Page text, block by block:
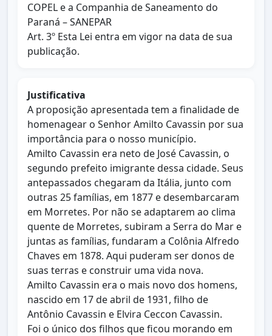
COPEL e a Companhia de Saneamento do
Paraná – SANEPAR
Art. 3º Esta Lei entra em vigor na data de sua
publicação.
Justificativa
A proposição apresentada tem a finalidade de
homenagear o Senhor Amilto Cavassin por sua
importância para o nosso município.
Amilto Cavassin era neto de José Cavassin, o
segundo prefeito imigrante dessa cidade. Seus
antepassados chegaram da Itália, junto com
outras 25 famílias, em 1877 e desembarcaram
em Morretes. Por não se adaptarem ao clima
quente de Morretes, subiram a Serra do Mar e
juntas as famílias, fundaram a Colônia Alfredo
Chaves em 1878. Aqui puderam ser donos de
suas terras e construir uma vida nova.
Amilto Cavassin era o mais novo dos homens,
nascido em 17 de abril de 1931, filho de
Antônio Cavassin e Elvira Ceccon Cavassin.
Foi o único dos filhos que ficou morando em